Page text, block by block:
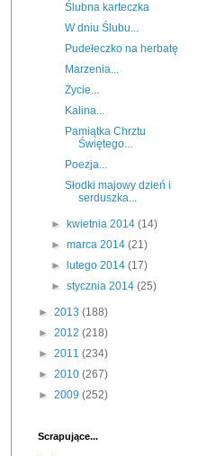
Ślubna karteczka
W dniu Ślubu...
Pudełeczko na herbatę
Marzenia...
Życie...
Kalina...
Pamiątka Chrztu
Świętego...
Poezja...
Słodki majowy dzień i
serduszka...
► kwietnia 2014(14)
►marca 2014(21)
►
lutego 2014(17)
►stycznia 2014(25)
► 2013 (188)
► 2012 (218)
► 2011 (234)
► 2010 (267)
► 2009 (252)
Scrapujące...